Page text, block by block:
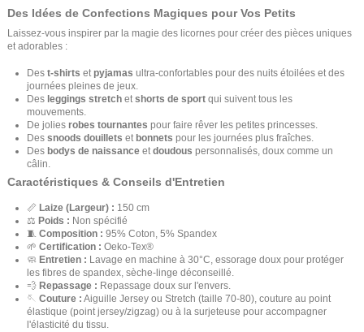
Des Idées de Confections Magiques pour Vos Petits
Laissez-vous inspirer par la magie des licornes pour créer des pièces uniques
et adorables :
Des t-shirts et pyjamas ultra-confortables pour des nuits étoilées et des
journées pleines de jeux.
Des leggings stretch et shorts de sport qui suivent tous les
mouvements.
De jolies robes tournantes pour faire rêver les petites princesses.
Des snoods douillets et bonnets pour les journées plus fraîches.
Des bodys de naissance et doudous personnalisés, doux comme un
câlin.
Caractéristiques & Conseils d'Entretien
📏 Laize (Largeur) : 150 cm
⚖️ Poids : Non spécifié
🧵 Composition : 95% Coton, 5% Spandex
🌱 Certification : Oeko-Tex®
🧼 Entretien : Lavage en machine à 30°C, essorage doux pour protéger
les fibres de spandex, sèche-linge déconseillé.
💨 Repassage : Repassage doux sur l'envers.
🪡 Couture : Aiguille Jersey ou Stretch (taille 70-80), couture au point
élastique (point jersey/zigzag) ou à la surjeteuse pour accompagner
l'élasticité du tissu.